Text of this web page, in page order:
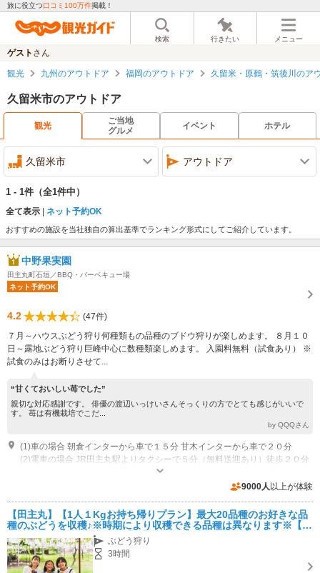
旅に役立つ口コミ100万件掲載！
検索 行きたい メニュー
ゲスト さん
観光 九州のアウトドア 福岡のアウトドア 久留米・原鶴・筑後川のア
久留米市のアウトドア
観光
ご当地
グルメ
イベント ホテル
久留米市 アウトドア
1 - 1件 （全1件中）
全て表示 ネット予約OK
おすすめの施設を当社独自の算出基準でランキング形式にしてご紹介しています。
中野果実園
田主丸町石垣／BBQ・バーベキュー場
ネット予約OK
4.2
(47件)
７月～ハウスぶどう狩り何種類もの品種のブドウ狩りが楽しめます。 ８月１０
日～露地ぶどう狩り巨峰中心に数種類楽しめます。 入園料無料（試食あり） ※
試食のみはお断りさせて...
“甘くておいしい苺でした”
親切な対応感謝です。 俳優の渡辺いっけいさんそっくりの方でとても感じがいいで
す。 苺は有機栽培でこだ...
by QQQさん
(1)車の場合 朝倉インターから車で１５分 甘木インターから車で２０分
(2)電車の場合 JR田主丸駅よりタクシーで５分（無料送迎あり）徒歩２０分
開園：７月～９月中旬 開園時間：９：００～１８：００
9000人 以上が体験
【田主丸】【1人１Kgお持ち帰りプラン】最大20品種のお好きな品
種のぶどうを収穫♪※時期により収穫できる品種は異なります※【フ
ァミリー・カップル・女性】【ぶどう狩り】
ぶどう狩り
3時間